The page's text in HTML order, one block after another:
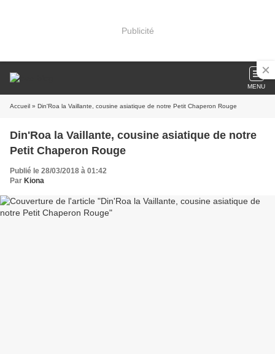
Publicité
MENU
Accueil » Din'Roa la Vaillante, cousine asiatique de notre Petit Chaperon Rouge
Din'Roa la Vaillante, cousine asiatique de notre
Petit Chaperon Rouge
Publié le 28/03/2018 à 01:42
Par Kiona